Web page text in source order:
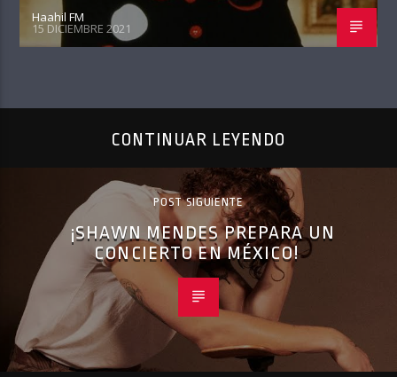
Haahil FM
15 DICIEMBRE 2021
CONTINUAR LEYENDO
POST SIGUIENTE
¡SHAWN MENDES PREPARA UN
CONCIERTO EN MÉXICO!